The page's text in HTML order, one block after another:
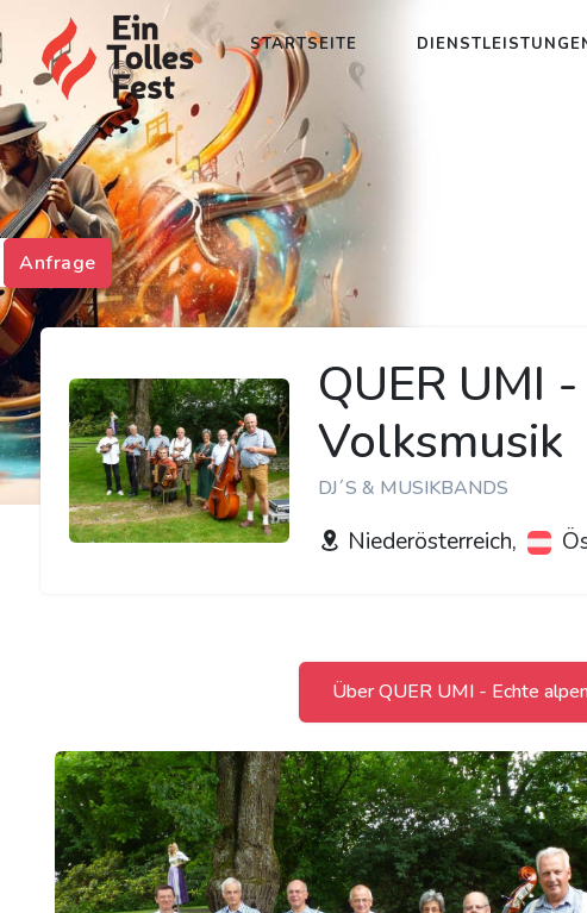
STARTSEITE
QUER UMI
Volksmusik
DJ´S & MUSIKBANDS
Niederösterreich,
Über QUER UMI - Echte
Anfrage